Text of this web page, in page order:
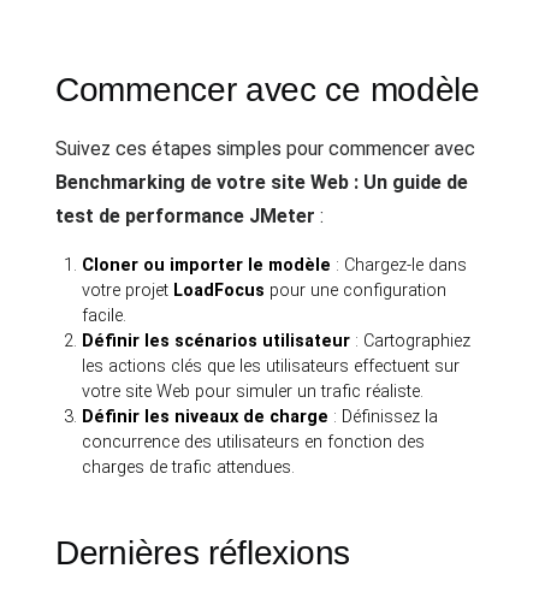
Commencer avec ce modèle
Suivez ces étapes simples pour commencer avec
Benchmarking de votre site Web : Un guide de
test de performance JMeter :
Cloner ou importer le modèle : Chargez-le dans
votre projet LoadFocus pour une configuration
facile.
Définir les scénarios utilisateur : Cartographiez
les actions clés que les utilisateurs effectuent sur
votre site Web pour simuler un trafic réaliste.
Définir les niveaux de charge : Définissez la
concurrence des utilisateurs en fonction des
charges de trafic attendues.
Dernières réflexions